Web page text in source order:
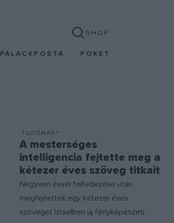
SHOP
PALACKPOSTA POKET
TUDOMÁNY
A mesterséges
intelligencia fejtette meg a
kétezer éves szöveg titkait
Negyven évvel felfedezése után
megfejtettek egy kétezer éves
szöveget Izraelben új fényképészeti